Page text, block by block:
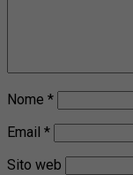
Nome *
Email *
Sito web